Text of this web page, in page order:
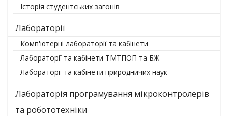
Історія студентських загонів
Лабораторії
Комп'ютерні лабораторії та кабінети
Лабораторії та кабінети ТМТПОП та БЖ
Лабораторії та кабінети природничих наук
Лабораторія програмування мікроконтролерів
та робототехніки